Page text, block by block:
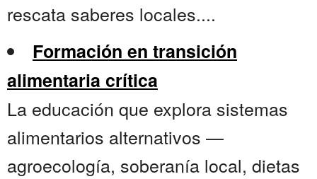
rescata saberes locales....
Formación en transición
alimentaria crítica
La educación que explora sistemas
alimentarios alternativos —
agroecología, soberanía local, dietas